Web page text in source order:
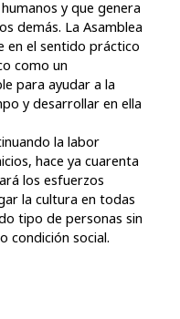
y que genera
demás. La Asamblea
en el sentido práctico
como un
para ayudar a la
y desarrollar en ella
la labor
hace ya cuarenta
los esfuerzos
la cultura en todas
tipo de personas sin
condición social.